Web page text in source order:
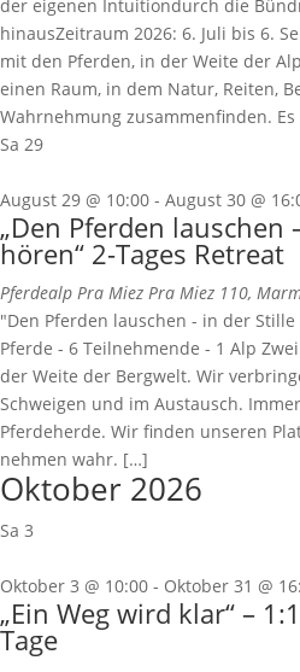
der eigenen Intuitiondurch die
hinausZeitraum 2026: 6. Juli bis 6.
mit den Pferden, in der Weite der
einen Raum, in dem Natur, Reiten,
Wahrnehmung zusammenfinden.
Sa 29
August 29 @ 10:00 - August 30 @
„Den Pferden lauschen
hören“ 2-Tages Retreat
Pferdealp Pra Miez Pra Miez 110,
"Den Pferden lauschen - in der
Pferde - 6 Teilnehmende - 1 Alp
der Weite der Bergwelt. Wir
Schweigen und im Austausch.
Pferdeherde. Wir finden unseren
nehmen wahr. […]
Oktober 2026
Sa 3
Oktober 3 @ 10:00 - Oktober 31 @
„Ein Weg wird klar“ –
Tage